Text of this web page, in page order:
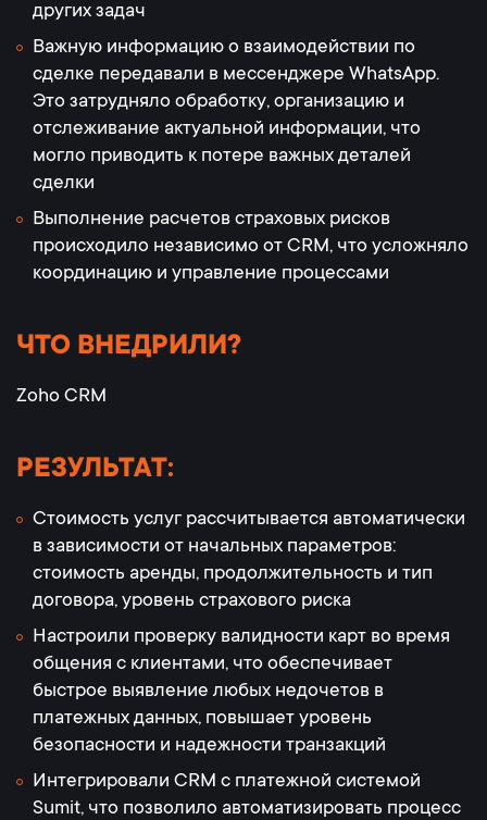
других задач
Важную информацию о взаимодействии по
сделке передавали в мессенджере WhatsApp.
Это затрудняло обработку, организацию и
отслеживание актуальной информации, что
могло приводить к потере важных деталей
сделки
Выполнение расчетов страховых рисков
происходило независимо от CRM, что усложняло
координацию и управление процессами
ЧТО ВНЕДРИЛИ?
Zoho CRM
РЕЗУЛЬТАТ:
Стоимость услуг рассчитывается автоматически
в зависимости от начальных параметров:
стоимость аренды, продолжительность и тип
договора, уровень страхового риска
Настроили проверку валидности карт во время
общения с клиентами, что обеспечивает
быстрое выявление любых недочетов в
платежных данных, повышает уровень
безопасности и надежности транзакций
Интегрировали CRM с платежной системой
Sumit, что позволило автоматизировать процесс